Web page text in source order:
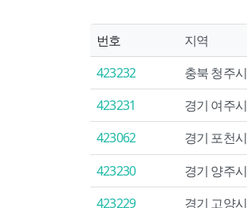
번호 지역
423232
충북 청주시
423231
경기 여주시
423062
경기 포천시
423230
경기 양주시
423229
경기 고양시